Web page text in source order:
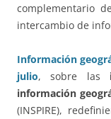
complementario
intercambio de
Información
julio, sobre las
información
(INSPIRE),